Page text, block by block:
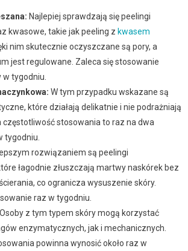
Najlepiej sprawdzają się peelingi
kwasowe, takie jak peeling z kwasem
nim skutecznie oczyszczane są pory, a
jest regulowane. Zaleca się stosowanie
tygodniu.
W tym przypadku wskazane są
które działają delikatnie i nie podrażniają
częstotliwość stosowania to raz na dwa
tygodniu.
rozwiązaniem są peelingi
łagodnie złuszczają martwy naskórek bez
co ogranicza wysuszenie skóry.
raz w tygodniu.
Osoby z tym typem skóry mogą korzystać
enzymatycznych, jak i mechanicznych.
powinna wynosić około raz w